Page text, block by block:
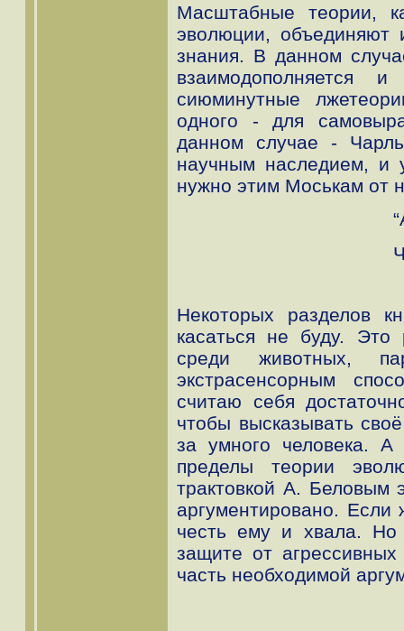
Масштабные теории,
эволюции, объединяют
знания. В данном
взаимодополняется
сиюминутные
одного - для
данном случае -
научным наследием, и
нужно этим Моськам от
Некоторых разделов
касаться не буду. Это
среди животных,
экстрасенсорным
считаю себя
чтобы высказывать
за умного человека.
пределы теории
трактовкой А. Беловым
аргументировано.
честь ему и хвала. Но
защите от
часть необходимой